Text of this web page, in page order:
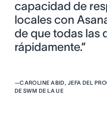
capacidad de
locales con
de que todas las
rápidamente.”
—CAROLINE ABID, JEFA DEL
DE SWM DE LA UE